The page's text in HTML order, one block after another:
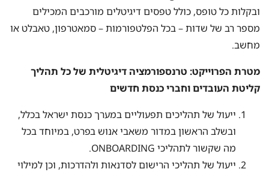
ובקלות כל טופס, כולל טפסים דיגיטלים מורכבים המכילים
מספר רב של שדות – בכל הפלטפורמות – סמאטרפון, טאבלט או
מחשב.
מטרת הפרוייקט: טרנספורמציה דיגיטלית של כל תהליך
קליטת העובדים וחברי כנסת חדשים
ייעול של תהליכים תפעוליים במערך כנסת ישראל בכלל,
ובשלב הראשון במדור משאבי אנוש בפרט, במיוחד בכל
מה שקשור לתהליכי ONBOARDING.
ייעול של תהליכי הרישום לסדנאות ולהדרכות, וכן למילוי